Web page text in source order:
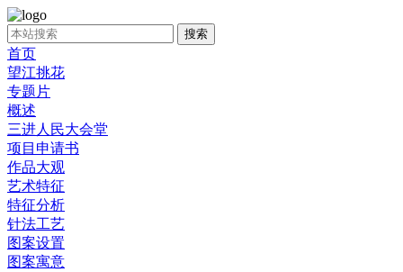
首页
望江挑花
专题片
概述
三进人民大会堂
项目申请书
作品大观
艺术特征
特征分析
针法工艺
图案设置
图案寓意